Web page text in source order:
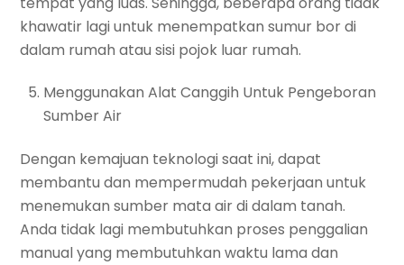
khawatir lagi untuk menempatkan sumur bor di
dalam rumah atau sisi pojok luar rumah.
Menggunakan Alat Canggih Untuk Pengeboran
Sumber Air
Dengan kemajuan teknologi saat ini, dapat
membantu dan mempermudah pekerjaan untuk
menemukan sumber mata air di dalam tanah.
Anda tidak lagi membutuhkan proses penggalian
manual yang membutuhkan waktu lama dan